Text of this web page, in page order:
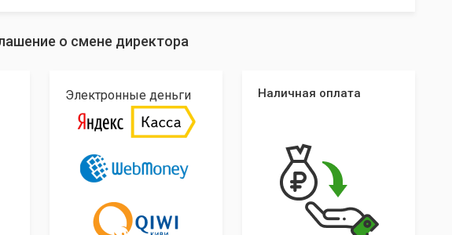
о смене директора
Электронные деньги Наличная оплата